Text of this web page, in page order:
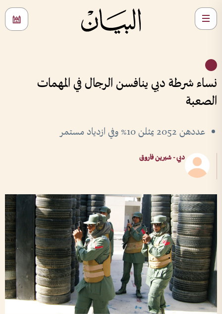
نساء شرطة دبي ينافسن الرجال في المهمات
الصعبة
عددهن 2052 يمثلن 10% وفي ازدياد مستمر
دبي - شيرين فاروق